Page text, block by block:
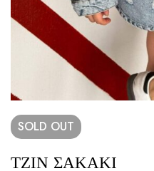
SOLD OUT
ΤΖΙΝ ΣΑΚΑΚΙ